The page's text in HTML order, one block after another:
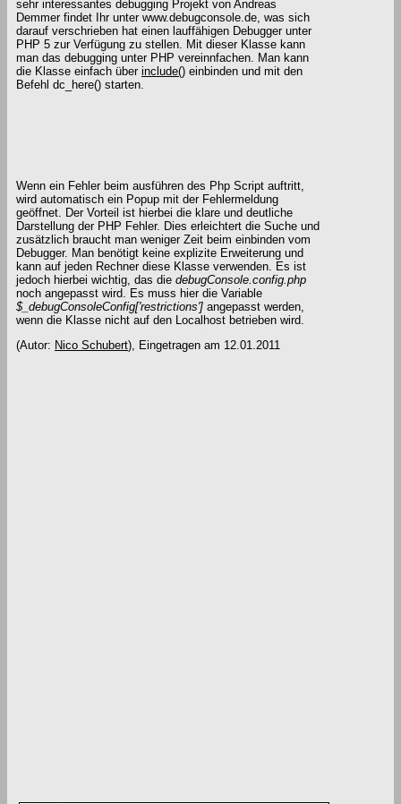
sehr interessantes debugging Projekt von Andreas
Demmer findet Ihr unter www.debugconsole.de, was sich
darauf verschrieben hat einen lauffähigen Debugger unter
PHP 5 zur Verfügung zu stellen. Mit dieser Klasse kann
man das debugging unter PHP vereinnfachen. Man kann
die Klasse einfach über include() einbinden und mit den
Befehl dc_here() starten.
Wenn ein Fehler beim ausführen des Php Script auftritt,
wird automatisch ein Popup mit der Fehlermeldung
geöffnet. Der Vorteil ist hierbei die klare und deutliche
Darstellung der PHP Fehler. Dies erleichtert die Suche und
zusätzlich braucht man weniger Zeit beim einbinden vom
Debugger. Man benötigt keine explizite Erweiterung und
kann auf jeden Rechner diese Klasse verwenden. Es ist
jedoch hierbei wichtig, das die debugConsole.config.php
noch angepasst wird. Es muss hier die Variable
$_debugConsoleConfig['restrictions'] angepasst werden,
wenn die Klasse nicht auf den Localhost betrieben wird.
(Autor: Nico Schubert), Eingetragen am 12.01.2011